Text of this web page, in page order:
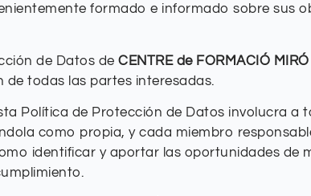
formado e informado sobre sus
de Datos de CENTRE de FORMACIÓ MIRÓ
de todas las partes interesadas.
Política de Protección de Datos involucra
como propia, y cada miembro
identificar y aportar las oportunidades de